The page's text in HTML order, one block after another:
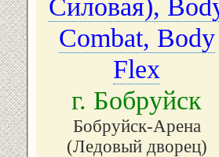
Силовая),
Combat, Body
Flex
г. Бобруйск
Бобруйск-Арена
(Ледовый дворец)